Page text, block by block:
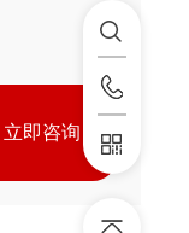
立即咨询